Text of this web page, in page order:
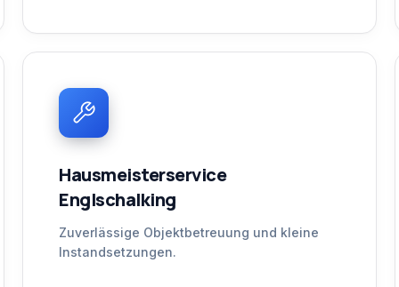
Hausmeisterservice
Englschalking
Zuverlässige Objektbetreuung und kleine
Instandsetzungen.